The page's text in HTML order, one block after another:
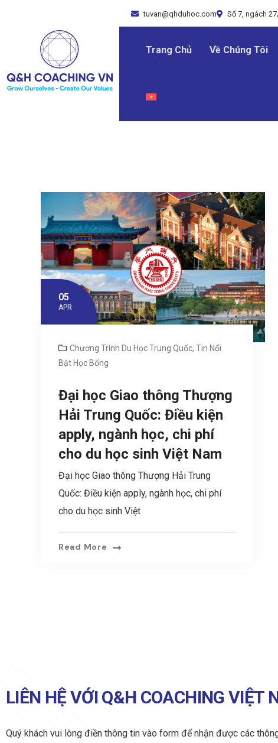
tuvan@qhduhoc.com Số 7, ngách
Trang Chủ Về Chúng Tôi
05
APR
Chương Trình Du Học Trung Quốc, Tin Nổi
Bật Học Bổng
Đại học Giao thông Thượng
Hải Trung Quốc: Điều kiện
apply, ngành học, chi phí
cho du học sinh Việt Nam
Đại học Giao thông Thượng Hải Trung
Quốc: Điều kiện apply, ngành học, chi phí
cho du học sinh Việt
Read More
LIÊN HỆ VỚI Q&H COACHING VIỆT
Quý khách vui lòng điền thông tin vào form để nhận được các